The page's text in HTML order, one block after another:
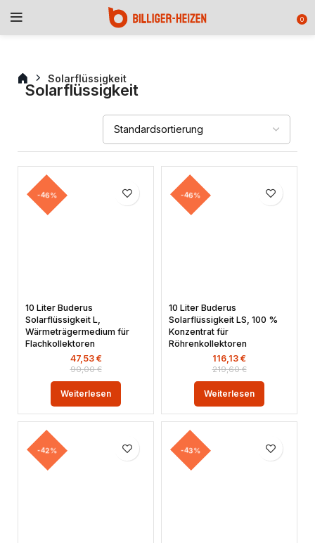
0
Solarflüssigkeit
Solarflüssigkeit
-46%
10 Liter Buderus
Solarflüssigkeit L,
Wärmeträgermedium für
Flachkollektoren
90,00€
47,53 €
Weiterlesen
-46%
10 Liter Buderus
Solarflüssigkeit LS, 100 %
Konzentrat für
Röhrenkollektoren
219,60€
116,13 €
Weiterlesen
-42% -43%